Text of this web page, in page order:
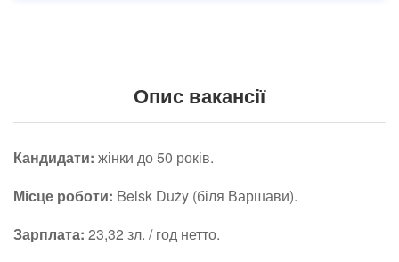
Опис вакансії
Кандидати: жінки до 50 років.
Місце роботи: Belsk Duży (біля Варшави).
Зарплата: 23,32 зл. / год нетто.